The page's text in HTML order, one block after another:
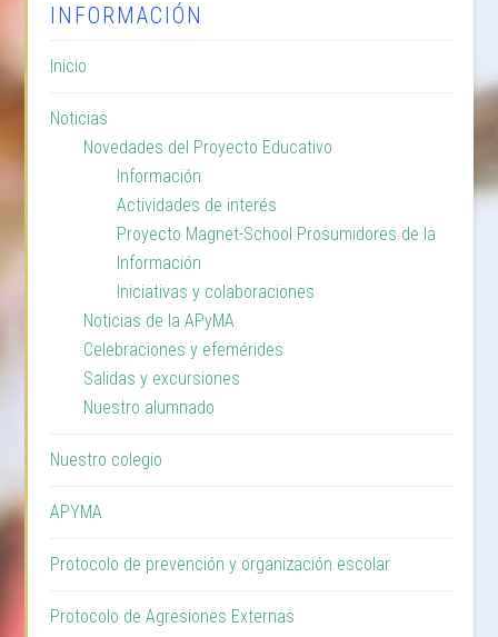
INFORMACIÓN
Inicio
Noticias
Novedades del Proyecto Educativo
Información
Actividades de interés
Proyecto Magnet-School Prosumidores de la
Información
Iniciativas y colaboraciones
Noticias de la APyMA
Celebraciones y efemérides
Salidas y excursiones
Nuestro alumnado
Nuestro colegio
APYMA
Protocolo de prevención y organización escolar
Protocolo de Agresiones Externas